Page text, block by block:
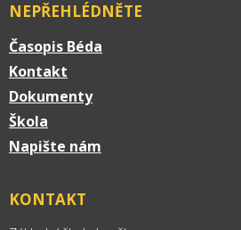
NEPŘEHLÉDNĚTE
Časopis Béda
Kontakt
Dokumenty
Škola
Napište nám
KONTAKT